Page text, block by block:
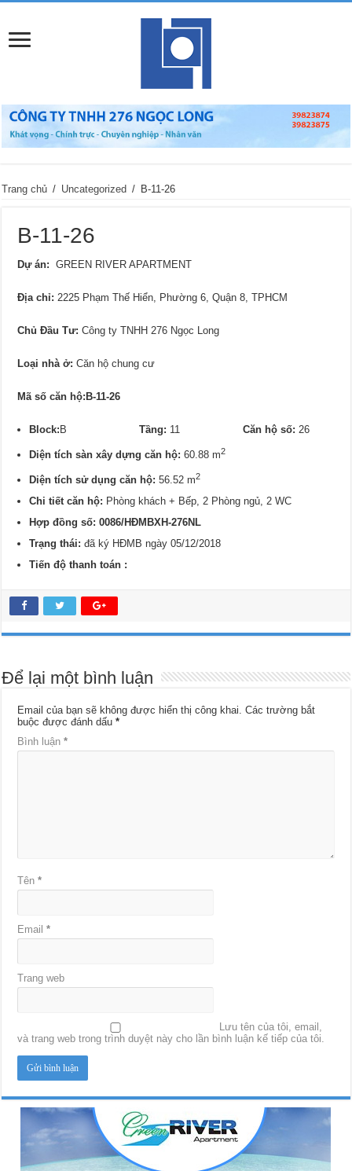
Trang chủ / Uncategorized / B-11-26
B-11-26
Dự án: GREEN RIVER APARTMENT
Địa chỉ: 2225 Phạm Thế Hiển, Phường 6, Quận 8, TPHCM
Chủ Đầu Tư: Công ty TNHH 276 Ngọc Long
Loại nhà ở: Căn hộ chung cư
Mã số căn hộ:B-11-26
Block:BTầng: 11Căn hộ số: 26
Diện tích sàn xây dựng căn hộ:60.88 m2
Diện tích sử dụng căn hộ: 56.52 m2
Chi tiết căn hộ: Phòng khách + Bếp, 2 Phòng ngủ, 2 WC
Hợp đồng số: 0086/HĐMBXH-276NL
Trạng thái:đã ký HĐMB ngày 05/12/2018
Tiến độ thanh toán :
Để lại một bình luận
Email của bạn sẽ không được hiển thị công khai. Các trường bắt
buộc được đánh dấu*
Bình luận*
Tên*
Email*
Trang web
Lưu tên của tôi, email,
và trang web trong trình duyệt này cho lần bình luận kế tiếp của tôi.